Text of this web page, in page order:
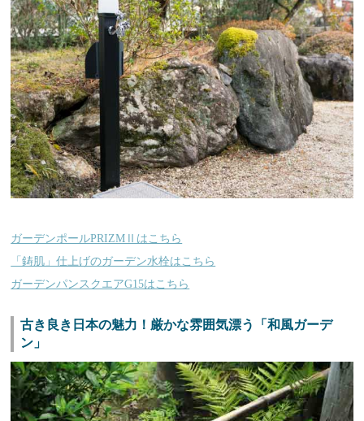
ガーデンポールPRIZMⅡはこちら
「鋳肌」仕上げのガーデン水栓はこちら
ガーデンパンスクエアG15はこちら
古き良き日本の魅力！厳かな雰囲気漂う「和風ガーデ
ン」